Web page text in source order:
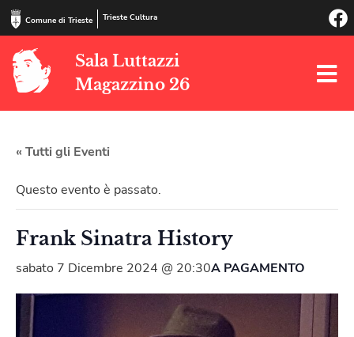
Comune di Trieste Trieste Cultura
Sala Luttazzi
Magazzino 26
« Tutti gli Eventi
Questo evento è passato.
Frank Sinatra History
sabato 7 Dicembre 2024 @ 20:30A PAGAMENTO